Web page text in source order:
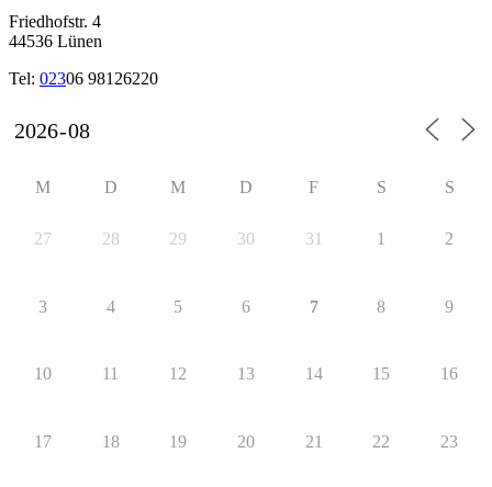
Friedhofstr. 4
44536 Lünen
Tel: 02306 98126220
M D M D F S S
27 28 29 30 31 1 2
3 4 5 6 7 8 9
10 11 12 13 14 15 16
17 18 19 20 21 22 23